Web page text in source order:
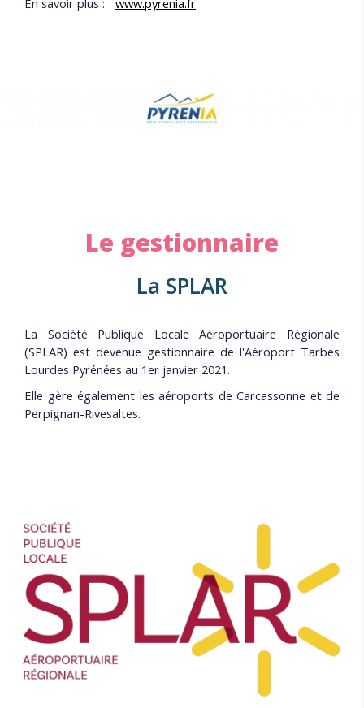
En savoir plus : www.pyrenia.fr
Le gestionnaire
La SPLAR
La Société Publique Locale Aéroportuaire Régionale
(SPLAR) est devenue gestionnaire de l'Aéroport Tarbes
Lourdes Pyrénées au 1er janvier 2021.
Elle gère également les aéroports de Carcassonne et de
Perpignan-Rivesaltes.